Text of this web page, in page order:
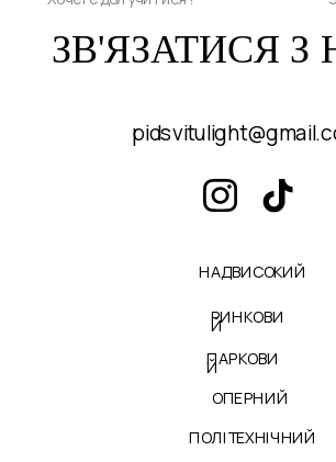
РИНКОВИ
Й
ПАРКОВИ
Й
ОПЕРНИЙ
ПОЛІТЕХНІЧНИЙ
ЗВ'ЯЗАТИСЯ
НАДВИСОКИЙ